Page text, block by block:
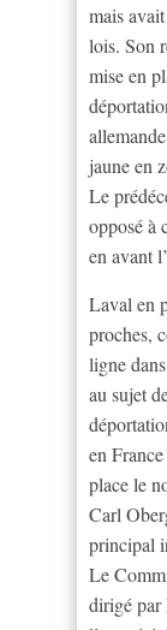
mais
lois. Son
mise en
jaune en
Le
opposé à
en avant
Laval en
proches,
ligne
au sujet
en
place le
Carl
principal
Le
dirigé par